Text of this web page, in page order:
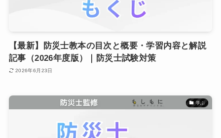
【最新】防災士教本の目次と概要・学習内容と解説
記事（2026年度版）｜防災士試験対策
2026年6月23日
学ぶ